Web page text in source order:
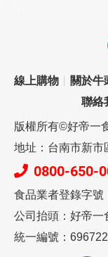
線上購物 關於牛
聯絡
版權所有©好帝一
地址：台南市新市
0800-650-
食品業者登錄字
公司抬頭：好帝一
統一編號：